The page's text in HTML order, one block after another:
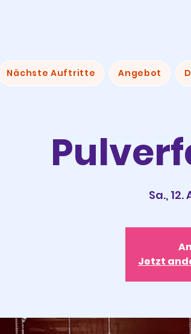
Nächste Auftritte Angebot
Sa., 12.
Jetzt